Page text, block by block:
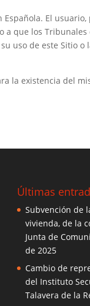
El
a que los
uso de este Sitio o
la existencia del
Últimas
Subvención de
vivienda, de la
Junta de
de 2025
Cambio de
del Instituto
Talavera de la